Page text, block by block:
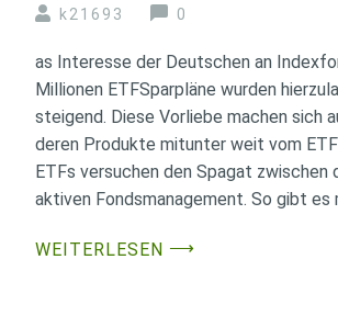
k21693 0
as Interesse der Deutschen an
Millionen ETFSparpläne wurden
steigend. Diese Vorliebe machen sich
deren Produkte mitunter weit vom
ETFs versuchen den Spagat zwischen
aktiven Fondsmanagement. So gibt
WEITERLESEN ⟶